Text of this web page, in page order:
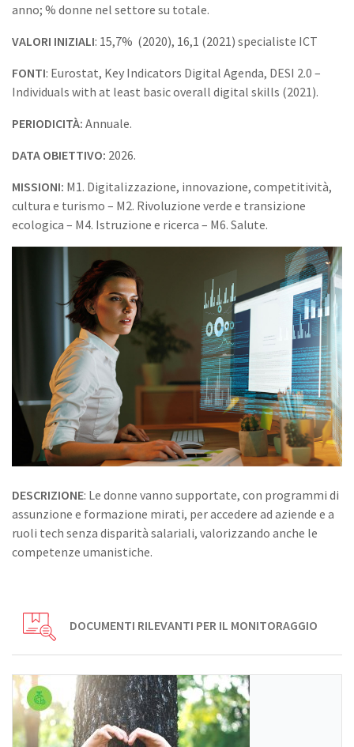
anno; % donne nel settore su totale.
VALORI INIZIALI: 15,7% (2020), 16,1 (2021) specialiste ICT
FONTI: Eurostat, Key Indicators Digital Agenda, DESI 2.0 –
Individuals with at least basic overall digital skills (2021).
PERIODICITÀ: Annuale.
DATA OBIETTIVO: 2026.
MISSIONI: M1. Digitalizzazione, innovazione, competitività,
cultura e turismo – M2. Rivoluzione verde e transizione
ecologica – M4. Istruzione e ricerca – M6. Salute.
DESCRIZIONE: Le donne vanno supportate, con programmi di
assunzione e formazione mirati, per accedere ad aziende e a
ruoli tech senza disparità salariali, valorizzando anche le
competenze umanistiche.
DOCUMENTI RILEVANTI PER IL MONITORAGGIO